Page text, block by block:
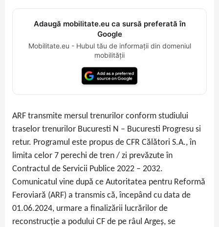
Adaugă mobilitate.eu ca sursă preferată în
Google
Mobilitate.eu - Hubul tău de informații din domeniul
mobilității
ARF transmite mersul trenurilor conform studiului
traselor trenurilor Bucuresti N – Bucuresti Progresu si
retur. Programul este propus de CFR Călători S.A., în
limita celor 7 perechi de tren / zi prevăzute în
Contractul de Servicii Publice 2022 – 2032.
Comunicatul vine după ce Autoritatea pentru Reformă
Feroviară (ARF) a transmis că, începând cu data de
01.06.2024, urmare a finalizării lucrărilor de
reconstrucție a podului CF de pe râul Argeș, se